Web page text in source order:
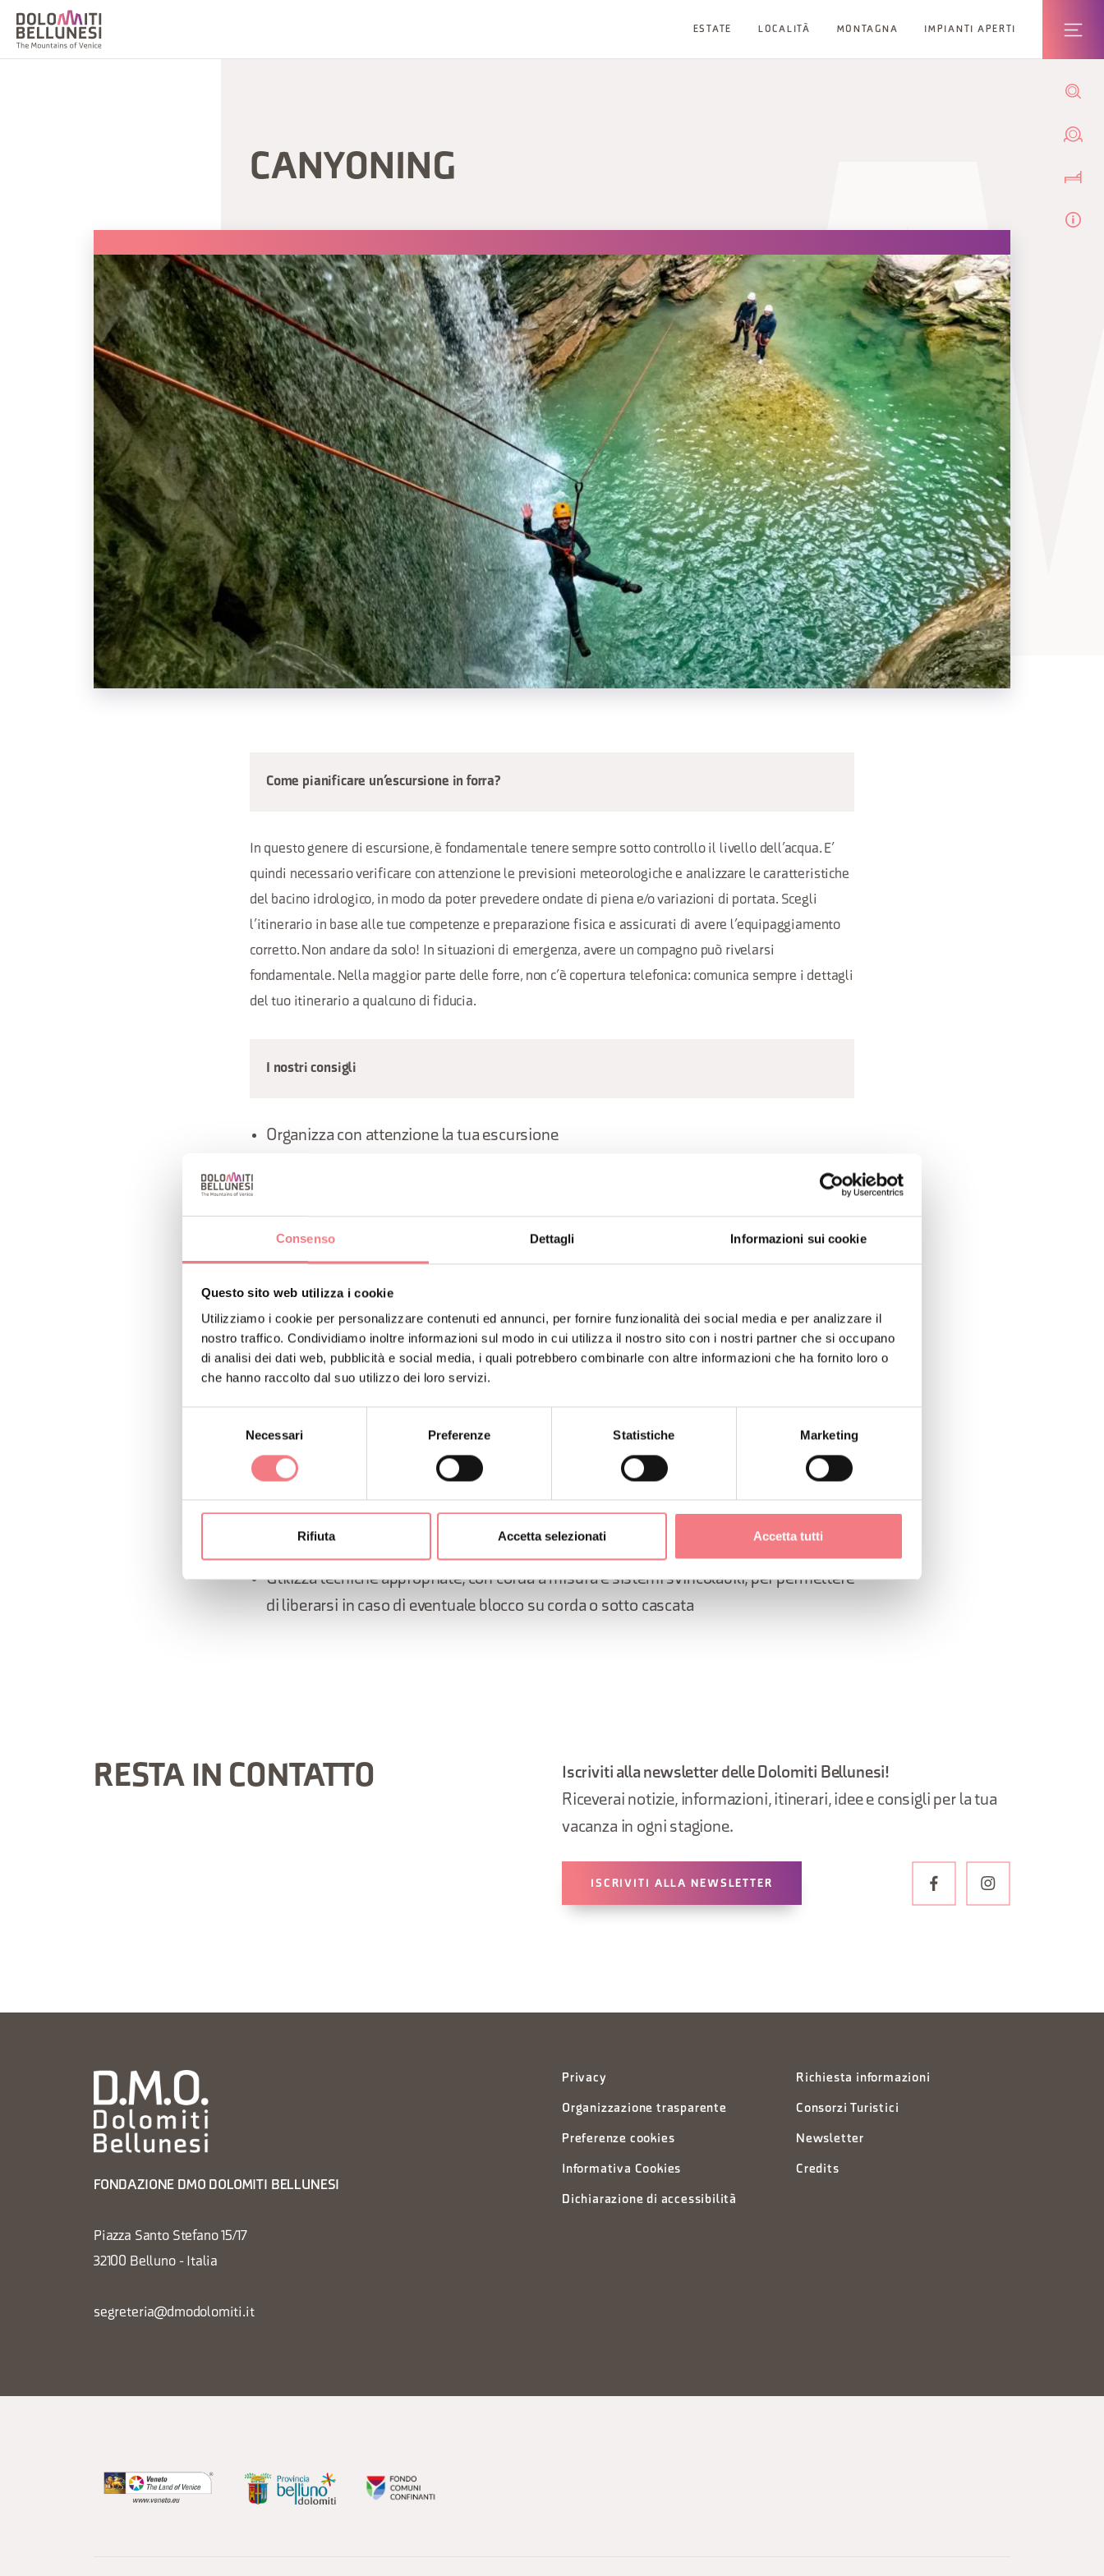
Consenso Dettagli Informazioni sui cookie
Questo sito web utilizza i cookie
Utilizziamo i cookie per personalizzare contenuti ed annunci, per fornire funzionalità dei social media e per analizzare il
nostro traffico. Condividiamo inoltre informazioni sul modo in cui utilizza il nostro sito con i nostri partner che si occupano
di analisi dei dati web, pubblicità e social media, i quali potrebbero combinarle con altre informazioni che ha fornito loro o
che hanno raccolto dal suo utilizzo dei loro servizi.
Necessari Preferenze Statistiche Marketing
Rifiuta Accetta selezionati Accetta tutti
ESTATE LOCALITÀ MONTAGNA IMPIANTI APERTI
CANYONING
Come pianificare un’escursione in forra?
In questo genere di escursione, è fondamentale tenere sempre sotto controllo il livello dell’acqua. E’
quindi necessario verificare con attenzione le previsioni meteorologiche e analizzare le caratteristiche
del bacino idrologico, in modo da poter prevedere ondate di piena e/o variazioni di portata. Scegli
l’itinerario in base alle tue competenze e preparazione fisica e assicurati di avere l’equipaggiamento
corretto. Non andare da solo! In situazioni di emergenza, avere un compagno può rivelarsi
fondamentale. Nella maggior parte delle forre, non c’è copertura telefonica: comunica sempre i dettagli
del tuo itinerario a qualcuno di fiducia.
I nostri consigli
Organizza con attenzione la tua escursione
Studia il percorso e le caratteristiche del bacino idrologico, per saper considerare le
eventuali ondate di piena o le veloci variazioni di portata
Valuta la tua preparazione tecnica e psicofisica
Non dimenticare di avvisare sempre qualcuno di fiducia sull’itinerario, tempi e
non ti senti
Il gruppo ideale per fare torrentismo è composto da almeno 4 persone
Utilizza tecniche appropriate, con corda a misura e sistemi svincolabili, per permettere
di liberarsi in caso di eventuale blocco su corda o sotto cascata
RESTA IN CONTATTO
Iscriviti alla newsletter delle Dolomiti Bellunesi!
Riceverai notizie, informazioni, itinerari, idee e consigli per la tua
vacanza in ogni stagione.
ISCRIVITI ALLA NEWSLETTER
FONDAZIONE DMO DOLOMITI BELLUNESI
Piazza Santo Stefano 15/17
32100 Belluno - Italia
segreteria@dmodolomiti.it
Privacy
Organizzazione trasparente
Preferenze cookies
Informativa Cookies
Dichiarazione di accessibilità
Richiesta informazioni
Consorzi Turistici
Newsletter
Credits